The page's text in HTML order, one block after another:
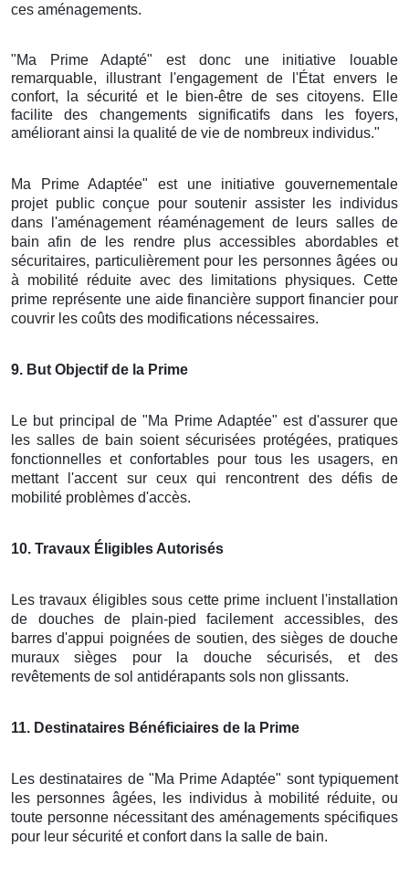
ces aménagements.
"Ma Prime Adapté" est donc une initiative louable
remarquable, illustrant l'engagement de l'État envers le
confort, la sécurité et le bien-être de ses citoyens. Elle
facilite des changements significatifs dans les foyers,
améliorant ainsi la qualité de vie de nombreux individus."
Ma Prime Adaptée" est une initiative gouvernementale
projet public conçue pour soutenir assister les individus
dans l'aménagement réaménagement de leurs salles de
bain afin de les rendre plus accessibles abordables et
sécuritaires, particulièrement pour les personnes âgées ou
à mobilité réduite avec des limitations physiques. Cette
prime représente une aide financière support financier pour
couvrir les coûts des modifications nécessaires.
9. But Objectif de la Prime
Le but principal de "Ma Prime Adaptée" est d'assurer que
les salles de bain soient sécurisées protégées, pratiques
fonctionnelles et confortables pour tous les usagers, en
mettant l'accent sur ceux qui rencontrent des défis de
mobilité problèmes d'accès.
10. Travaux Éligibles Autorisés
Les travaux éligibles sous cette prime incluent l'installation
de douches de plain-pied facilement accessibles, des
barres d'appui poignées de soutien, des sièges de douche
muraux sièges pour la douche sécurisés, et des
revêtements de sol antidérapants sols non glissants.
11. Destinataires Bénéficiaires de la Prime
Les destinataires de "Ma Prime Adaptée" sont typiquement
les personnes âgées, les individus à mobilité réduite, ou
toute personne nécessitant des aménagements spécifiques
pour leur sécurité et confort dans la salle de bain.